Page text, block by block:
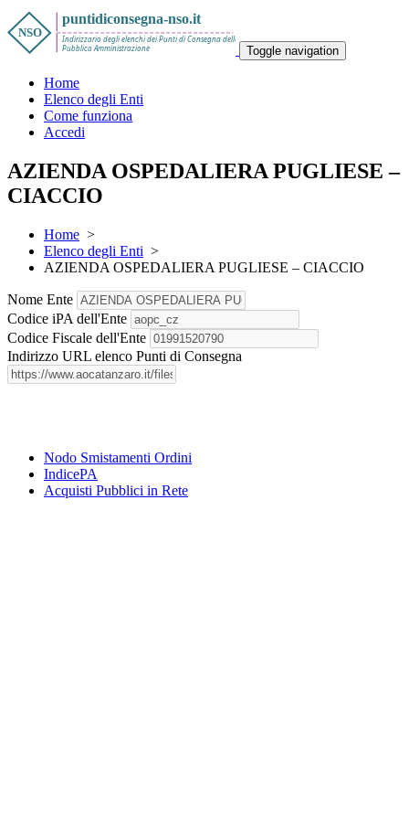
Toggle navigation
Home
Elenco degli Enti
Come funziona
Accedi
AZIENDA OSPEDALIERA PUGLIESE –
CIACCIO
Home >
Elenco degli Enti >
AZIENDA OSPEDALIERA PUGLIESE – CIACCIO
Nome Ente
Codice iPA dell'Ente
Codice Fiscale dell'Ente
Indirizzo URL elenco Punti di Consegna
Nodo Smistamenti Ordini
IndicePA
Acquisti Pubblici in Rete